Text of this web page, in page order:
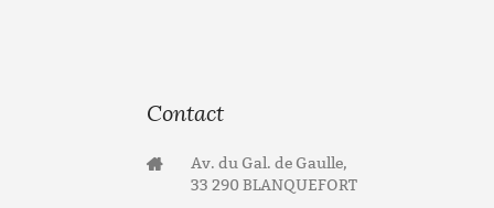
Contact
Av. du Gal. de Gaulle,
33 290 BLANQUEFORT